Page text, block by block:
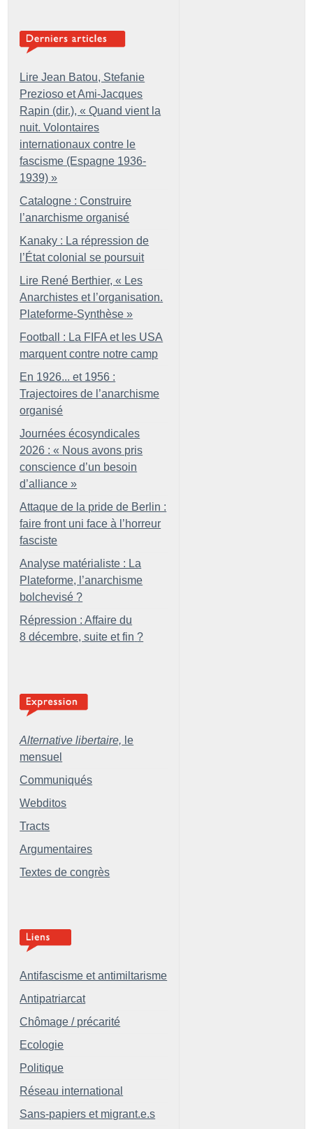
Lire Jean Batou, Stefanie
Prezioso et Ami-Jacques
Rapin (dir.), « Quand vient la
nuit. Volontaires
internationaux contre le
fascisme (Espagne 1936-
1939) »
Catalogne : Construire
l’anarchisme organisé
Kanaky : La répression de
l’État colonial se poursuit
Lire René Berthier, « Les
Anarchistes et l’organisation.
Plateforme-Synthèse »
Football : La FIFA et les USA
marquent contre notre camp
En 1926... et 1956 :
Trajectoires de l’anarchisme
organisé
Journées écosyndicales
2026 : « Nous avons pris
conscience d’un besoin
d’alliance »
Attaque de la pride de Berlin :
faire front uni face à l’horreur
fasciste
Analyse matérialiste : La
Plateforme, l’anarchisme
bolchevisé ?
Répression : Affaire du
8 décembre, suite et fin ?
Alternative libertaire, le
mensuel
Communiqués
Webditos
Tracts
Argumentaires
Textes de congrès
Antifascisme et antimiltarisme
Antipatriarcat
Chômage / précarité
Ecologie
Politique
Réseau international
Sans-papiers et migrant.e.s